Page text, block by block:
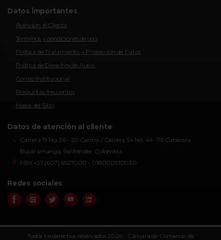
Datos importantes
Atencion al Cliente
Términos y condiciones de uso
Política de Tratamiento y Protección de Datos
Política de Derechos de Autor
Correo Institucional
Preguntas frecuentes
Mapa del Sitio
Datos de atención al cliente
Carrera 19 No. 36 - 20 Centro / Carrera 34 No. 44- 79 Cabecera
Bucaramanga, Santander, Colombia
PBX +57 (607) 6527000 - 018000910030
Redes sociales
Todos los derechos reservados 2026 - Cámara de Comercio de